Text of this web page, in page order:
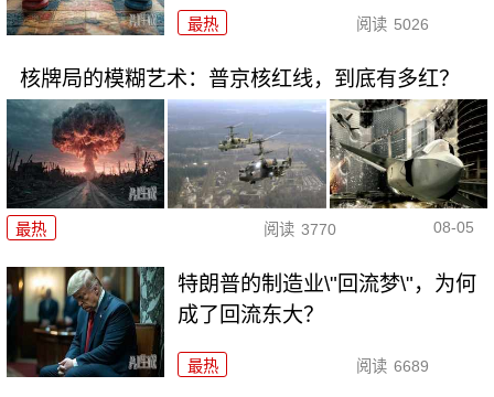
最热 阅读 5026
核牌局的模糊艺术：普京核红线，到底有多红？
最热 阅读 3770 08-05
特朗普的制造业\"回流梦\"，为何
成了回流东大？
最热 阅读 6689